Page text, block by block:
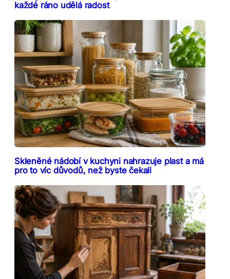
každé ráno udělá radost
Skleněné nádobí v kuchyni nahrazuje plast a má
pro to víc důvodů, než byste čekali